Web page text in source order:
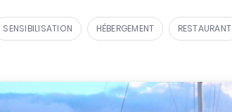
SENSIBILISATION HÉBERGEMENT RESTAURANT